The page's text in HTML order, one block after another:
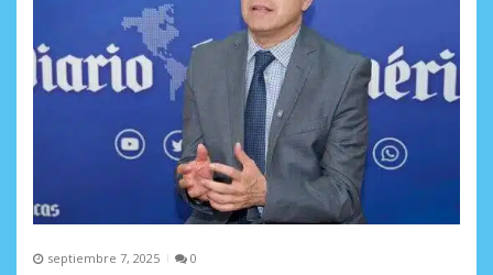
septiembre 7, 2025 0